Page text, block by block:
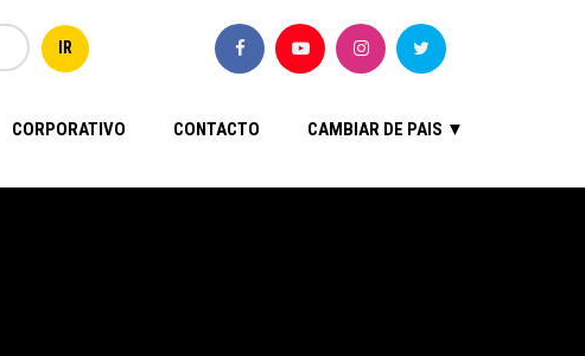
CORPORATIVO CONTACTO CAMBIAR DE PAIS ▼